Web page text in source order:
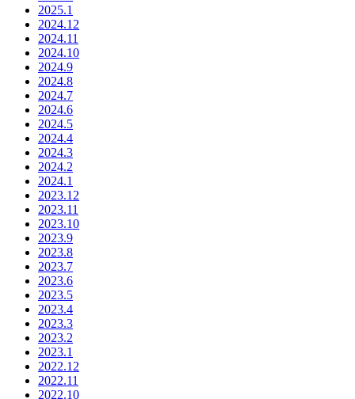
2025.1
2024.12
2024.11
2024.10
2024.9
2024.8
2024.7
2024.6
2024.5
2024.4
2024.3
2024.2
2024.1
2023.12
2023.11
2023.10
2023.9
2023.8
2023.7
2023.6
2023.5
2023.4
2023.3
2023.2
2023.1
2022.12
2022.11
2022.10